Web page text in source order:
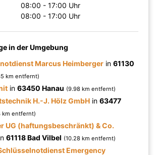
08:00 - 17:00 Uhr
08:00 - 17:00 Uhr
in der Umgebung
Marcus Heimberger in61130
km entfernt)
in63450 Hanau (9.98 km entfernt)
H.-J. Hölz GmbH in63477
km entfernt)
UG (haftungsbeschränkt) & Co.
61118 Bad Vilbel (10.28 km entfernt)
Emergency